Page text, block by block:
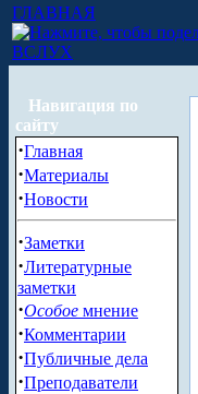
ГЛАВНАЯ
ВСЛУХ
Навигация по
сайту
·Главная
·Материалы
·Новости
·Заметки
·Литературные
заметки
·Особое мнение
·Комментарии
·Публичные дела
·Преподаватели